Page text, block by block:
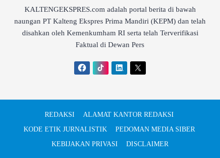
KALTENGEKSPRES.com adalah portal berita di bawah
naungan PT Kalteng Ekspres Prima Mandiri (KEPM) dan telah
disahkan oleh Kemenkumham RI serta telah Terverifikasi
Faktual di Dewan Pers
REDAKSI
ALAMAT KANTOR REDAKSI
KODE ETIK JURNALISTIK
PEDOMAN MEDIA SIBER
KEBIJAKAN PRIVASI
DISCLAIMER